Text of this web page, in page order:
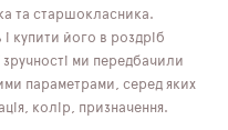
та старшокласника.
купити його в роздріб
ми передбачили
параметрами, серед яких
колір, призначення.